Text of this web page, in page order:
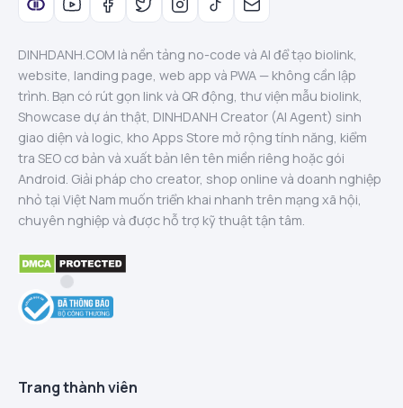
DINHDANH.COM là nền tảng no-code và AI để tạo biolink,
website, landing page, web app và PWA — không cần lập
trình. Bạn có rút gọn link và QR động, thư viện mẫu biolink,
Showcase dự án thật, DINHDANH Creator (AI Agent) sinh
giao diện và logic, kho Apps Store mở rộng tính năng, kiểm
tra SEO cơ bản và xuất bản lên tên miền riêng hoặc gói
Android. Giải pháp cho creator, shop online và doanh nghiệp
nhỏ tại Việt Nam muốn triển khai nhanh trên mạng xã hội,
chuyên nghiệp và được hỗ trợ kỹ thuật tận tâm.
Trang thành viên